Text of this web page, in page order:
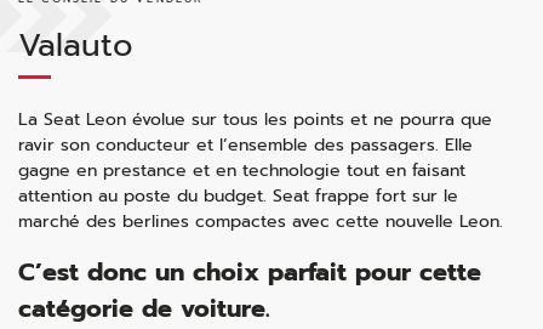
Valauto
La Seat Leon évolue sur tous les points et ne pourra que
ravir son conducteur et l’ensemble des passagers. Elle
gagne en prestance et en technologie tout en faisant
attention au poste du budget. Seat frappe fort sur le
marché des berlines compactes avec cette nouvelle Leon.
C’est donc un choix parfait pour cette
catégorie de voiture.